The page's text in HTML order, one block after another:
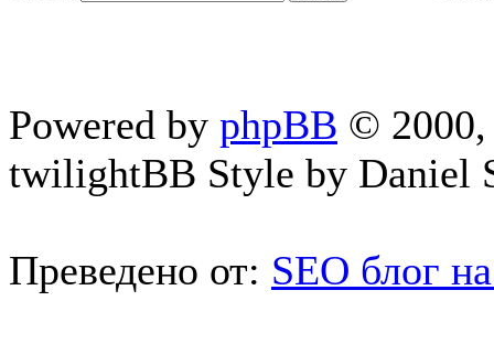
Powered by phpBB © 2000,
twilightBB Style by Daniel
Преведено от: SEO блог